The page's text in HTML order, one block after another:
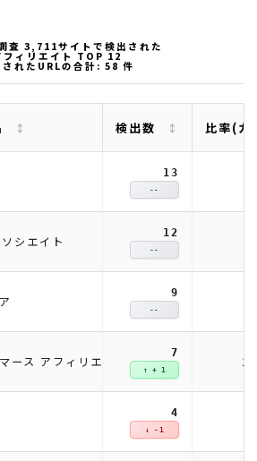
査 3,711サイトで検出された
フィリエイト TOP 12
されたURLの合計: 58 件
検出数 比率(
13
--
シエイト
12
--
9
--
ース アフィリエイト
7
↑ + 1
4
↓ -1